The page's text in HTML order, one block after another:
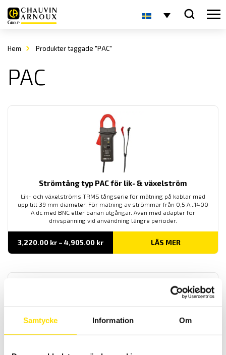
Samtycke Information Om
Hem Produkter taggade "PAC"
PAC
Strömtång typ PAC för lik- & växelström
Lik- och växelströms TRMS tångserie för mätning på kablar med
upp till 39 mm diameter. För mätning av strömmar från 0,5 A...1400
A dc med BNC eller banan utgångar. Även med adapter för
drivspänning vid användning längre perioder.
3,220.00 kr – 4,905.00 krPrisintervall:
till
LÄS MER